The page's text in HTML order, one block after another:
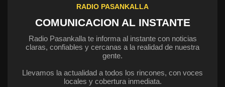
RADIO PASANKALLA
COMUNICACION AL INSTANTE
Radio Pasankalla te informa al instante con noticias
claras, confiables y cercanas a la realidad de nuestra
gente.
Llevamos la actualidad a todos los rincones, con voces
locales y cobertura inmediata.